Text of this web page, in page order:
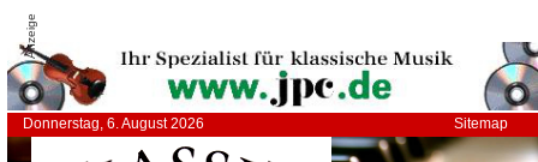
Anzeige
Donnerstag, 6. August 2026 Sitemap